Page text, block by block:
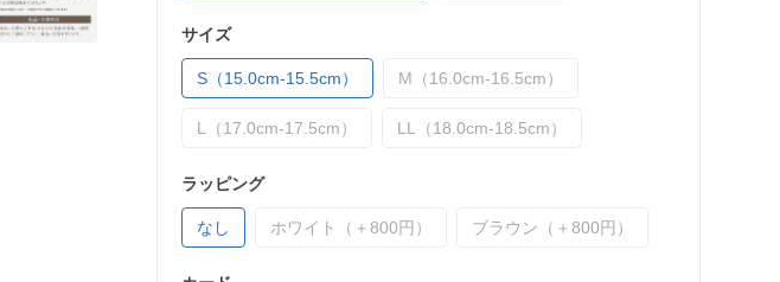
サイズ
S（15.0cm-15.5cm） M（16.0cm-16.5cm）
L（17.0cm-17.5cm） LL（18.0cm-18.5cm）
ラッピング
なし ホワイト（＋800円） ブラウン（＋800円）